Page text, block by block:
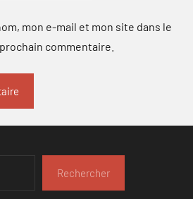
mon e-mail et mon site dans le
commentaire.
Rechercher